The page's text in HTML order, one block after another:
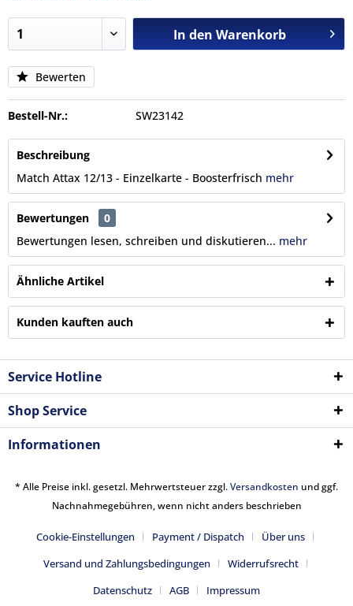
In den Warenkorb
Bewerten
Bestell-Nr.: SW23142
Beschreibung
Match Attax 12/13 - Einzelkarte - Boosterfrisch mehr
Bewertungen
0
Bewertungen lesen, schreiben und diskutieren... mehr
Ähnliche Artikel
Kunden kauften auch
Service Hotline
Shop Service
Informationen
* Alle Preise inkl. gesetzl. Mehrwertsteuer zzgl.Versandkosten und ggf.
Nachnahmegebühren, wenn nicht anders beschrieben
Cookie-Einstellungen Payment / Dispatch
Über uns
Versand und Zahlungsbedingungen
Widerrufsrecht
Datenschutz
AGB Impressum